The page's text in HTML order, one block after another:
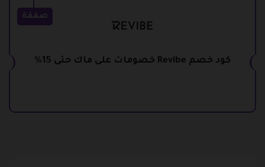
صفقة
كود خصم Revibe خصومات على ماك حتى 15%